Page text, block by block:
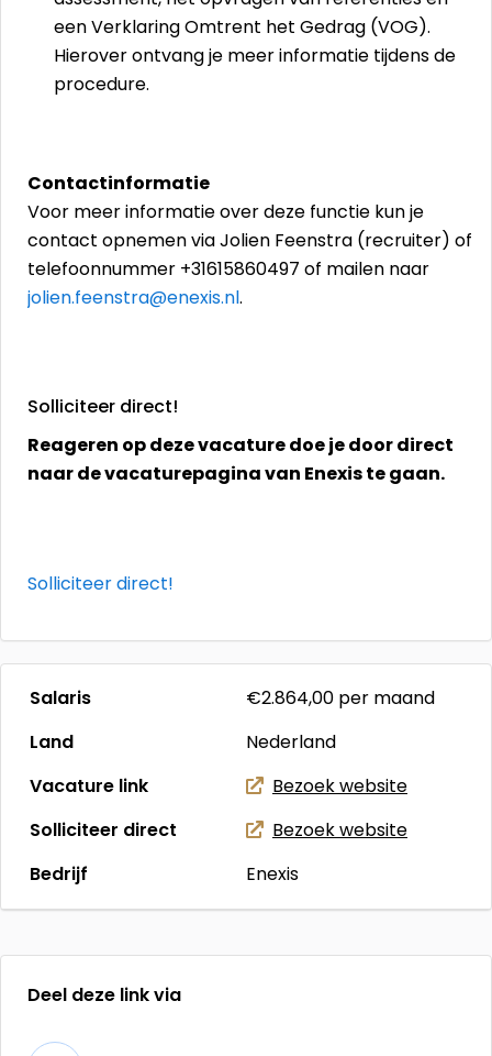
een Verklaring Omtrent het Gedrag (VOG).
Hierover ontvang je meer informatie tijdens de
procedure.
Contactinformatie
Voor meer informatie over deze functie kun je
contact opnemen via Jolien Feenstra (recruiter) of
telefoonnummer +31615860497 of mailen naar
jolien.feenstra@enexis.nl.
Solliciteer direct!
Reageren op deze vacature doe je door direct
naar de vacaturepagina van Enexis te gaan.
Solliciteer direct!
Salaris €2.864,00 per maand
Land
Nederland
Vacature link
Bezoek website
Solliciteer direct
Bezoek website
Bedrijf
Enexis
Deel deze link via